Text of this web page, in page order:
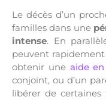
Le décès d’un
familles dans une
intense. En
peuvent
obtenir une aide
conjoint, ou d’un
libérer de certaines